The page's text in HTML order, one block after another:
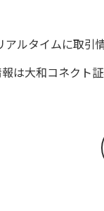
ルタイムに取引
は大和コネクト